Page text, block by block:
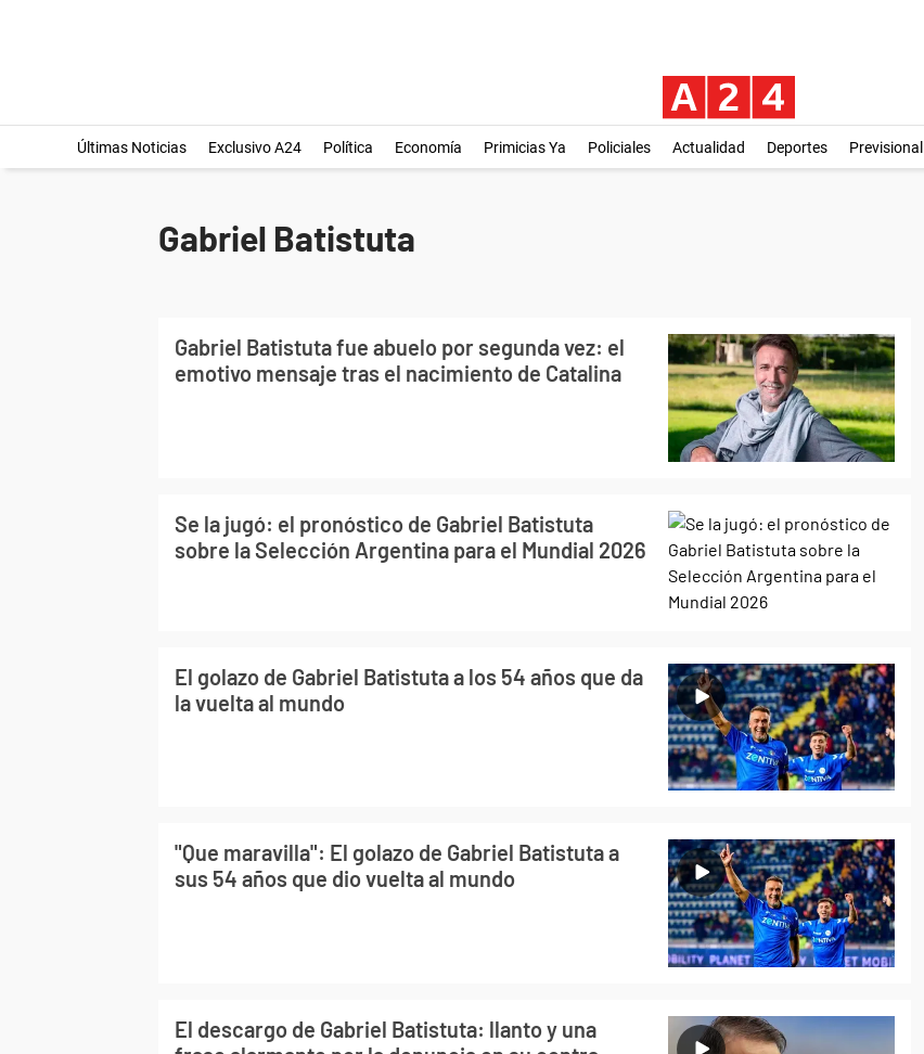
Últimas Noticias Exclusivo A24 Política Economía Primicias Ya Policiales Actualidad Deportes Previsional
Gabriel Batistuta
Gabriel Batistuta fue abuelo por segunda vez: el
emotivo mensaje tras el nacimiento de Catalina
Se la jugó: el pronóstico de Gabriel Batistuta
sobre la Selección Argentina para el Mundial 2026
El golazo de Gabriel Batistuta a los 54 años que da
la vuelta al mundo
"Que maravilla": El golazo de Gabriel Batistuta a
sus 54 años que dio vuelta al mundo
El descargo de Gabriel Batistuta: llanto y una